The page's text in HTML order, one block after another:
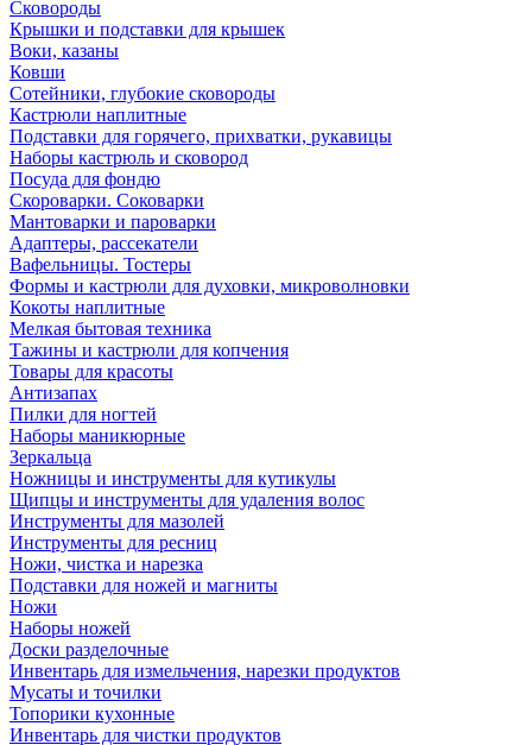
Сковороды
Крышки и подставки для крышек
Воки, казаны
Ковши
Сотейники, глубокие сковороды
Кастрюли наплитные
Подставки для горячего, прихватки, рукавицы
Наборы кастрюль и сковород
Посуда для фондю
Скороварки. Соковарки
Мантоварки и пароварки
Адаптеры, рассекатели
Вафельницы. Тостеры
Формы и кастрюли для духовки, микроволновки
Кокоты наплитные
Мелкая бытовая техника
Тажины и кастрюли для копчения
Товары для красоты
Антизапах
Пилки для ногтей
Наборы маникюрные
Зеркальца
Ножницы и инструменты для кутикулы
Щипцы и инструменты для удаления волос
Инструменты для мазолей
Инструменты для ресниц
Ножи, чистка и нарезка
Подставки для ножей и магниты
Ножи
Наборы ножей
Доски разделочные
Инвентарь для измельчения, нарезки продуктов
Мусаты и точилки
Топорики кухонные
Инвентарь для чистки продуктов